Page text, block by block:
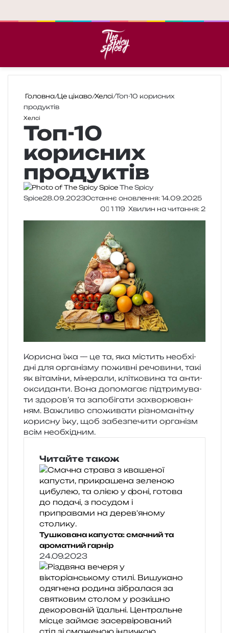
Головна/Це цікаво/Хелсі/Топ-10 корисних
продуктів
Хелсі
Топ-10
корисних
продуктів
The Spicy
Spice28.09.2023Останнє оновлення: 14.09.2025
0
1 119 Хвилин на читання: 2
Корисна їжа — це та, яка містить необ­хі­
дні для орга­ні­зму пожив­ні речо­ви­ни, такі
як віта­мі­ни, міне­ра­ли, клі­тко­ви­на та анти­
о­кси­дан­ти. Вона допо­ма­гає під­три­му­ва­
ти здо­ро­в’я та запо­бі­га­ти захво­рю­ва­н­
ням. Важливо спо­жи­ва­ти різно­ма­ні­тну
кори­сну їжу, щоб забез­пе­чи­ти орга­нізм
всім необхідним.
Читайте також
Тушкована капуста: смачний та
ароматний гарнір
24.09.2023